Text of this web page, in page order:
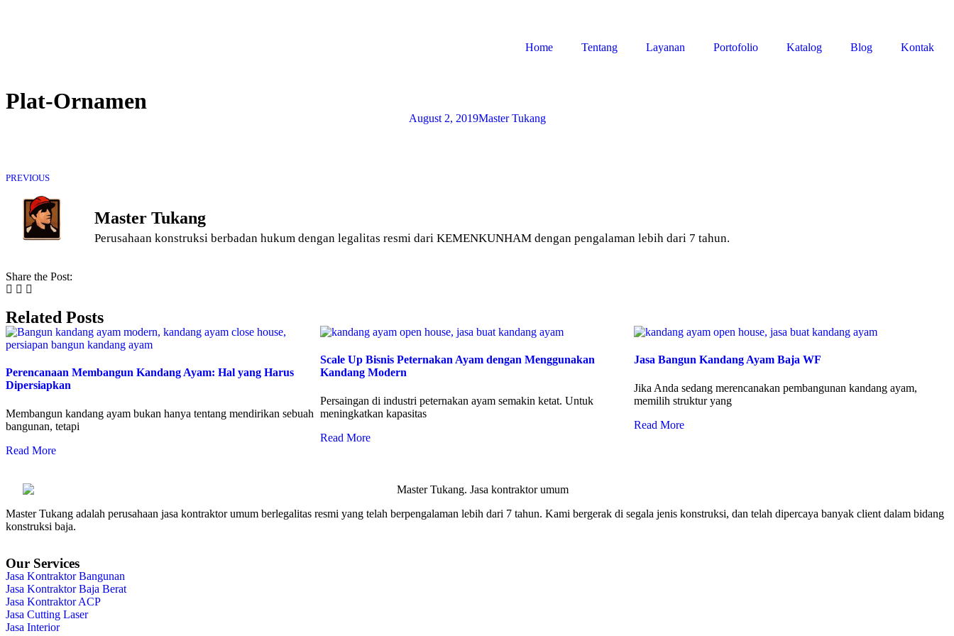
Home Tentang Layanan Portofolio Katalog Blog Kontak
Plat-Ornamen
August 2, 2019Master Tukang
PREVIOUS
Master Tukang
Perusahaan konstruksi berbadan hukum dengan legalitas resmi dari KEMENKUNHAM dengan pengalaman lebih dari 7 tahun.
Share the Post:
Related Posts
Perencanaan Membangun Kandang Ayam: Hal yang Harus
Dipersiapkan
Membangun kandang ayam bukan hanya tentang mendirikan sebuah
bangunan, tetapi
Read More
Scale Up Bisnis Peternakan Ayam dengan Menggunakan
Kandang Modern
Persaingan di industri peternakan ayam semakin ketat. Untuk
meningkatkan kapasitas
Read More
Jasa Bangun Kandang Ayam Baja WF
Jika Anda sedang merencanakan pembangunan kandang ayam,
memilih struktur yang
Read More
Master Tukang adalah perusahaan jasa kontraktor umum berlegalitas resmi yang telah berpengalaman lebih dari 7 tahun. Kami bergerak di segala jenis konstruksi, dan telah dipercaya banyak client dalam bidang
konstruksi baja.
Our Services
Jasa Kontraktor Bangunan
Jasa Kontraktor Baja Berat
Jasa Kontraktor ACP
Jasa Cutting Laser
Jasa Interior